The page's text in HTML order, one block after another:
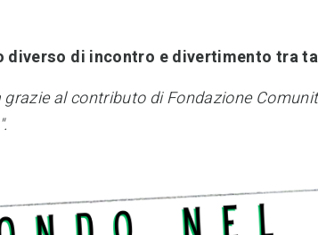
diverso di incontro e divertimento tra
al contributo di Fondazione
.